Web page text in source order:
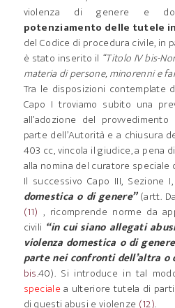
violenza di genere e
potenziamento delle tutele
del Codice di procedura civile, in
è stato inserito il “Titolo IV bis-
materia di persone, minorenni e
Tra le disposizioni contemplate
Capo I troviamo subito una
all’adozione del
parte dell’Autorità e a chiusura
403 cc, vincola il giudice, a pena
alla nomina del curatore speciale
Il successivo Capo III, Sezione
domestica o di genere”(artt. Da
(11) , ricomprende norme da
civili “in cui siano allegati
violenza domestica o di
parte nei confronti dell’altra
bis.40). Si introduce in tal
speciale a ulteriore tutela di
di questi abusi e violenze (12).